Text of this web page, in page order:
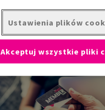
Ustawienia plików
Akceptuj wszystkie pliki